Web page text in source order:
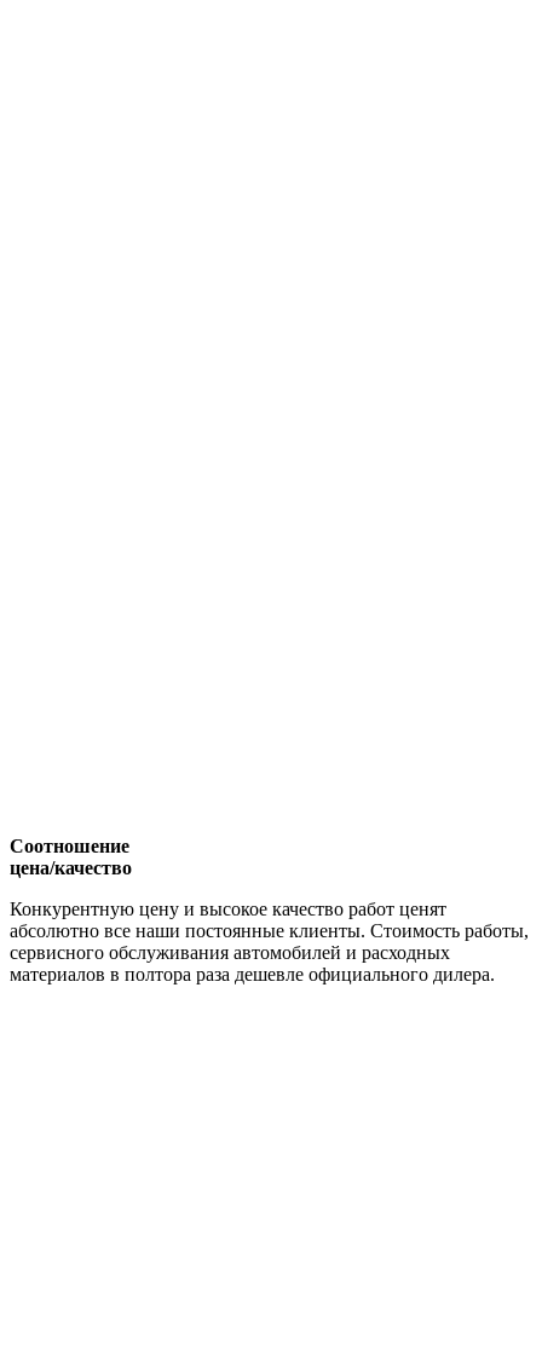
Соотношение
цена/качество
Конкурентную цену и высокое качество работ ценят
абсолютно все наши постоянные клиенты. Стоимость работы,
сервисного обслуживания автомобилей и расходных
материалов в полтора раза дешевле официального дилера.